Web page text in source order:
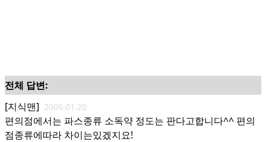
전체 답변:
[지식맨] 2009.01.20
편의점에서는 파스종류 소독약 정도는 판다고합니다^^ 편의
점종류에따라 차이는있겠지요!